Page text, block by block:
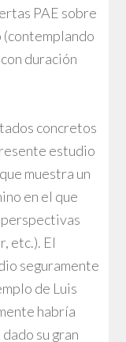
PAE sobre
(contemplando
duración
concretos
estudio
muestra un
en el que
etc.). El
seguramente
de Luis
habría
su gran